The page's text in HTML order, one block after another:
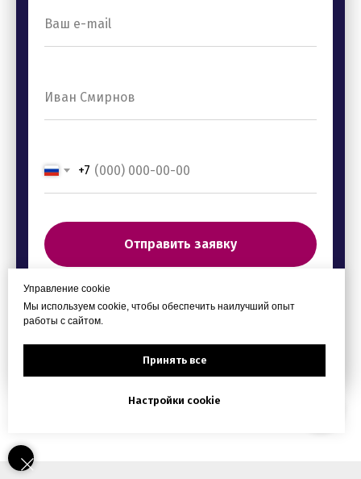
+7
Отправить заявку
Нажимая на кнопку, вы даете согласие на обработку
персональных данных и соглашаетесь c политикой
Управление cookie
Мы используем cookie, чтобы обеспечить наилучший опыт
работы с сайтом.
Принять все
Настройки cookie